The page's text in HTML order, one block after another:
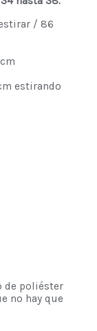
/ 86
estirando
de poliéster
no hay que